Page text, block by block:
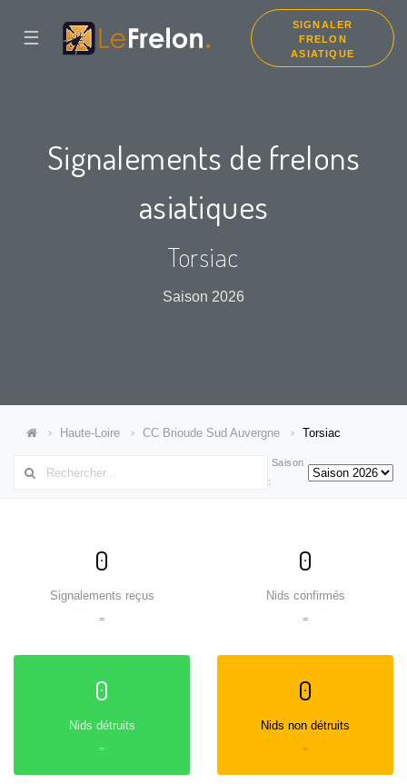
☰
SIGNALER
FRELON
ASIATIQUE
Signalements de frelons
asiatiques
Torsiac
Saison 2026
Haute-Loire CC Brioude Sud Auvergne Torsiac
Saison
:
0
Signalements reçus
=
0
Nids confirmés
=
0
Nids détruits
=
0
Nids non détruits
=